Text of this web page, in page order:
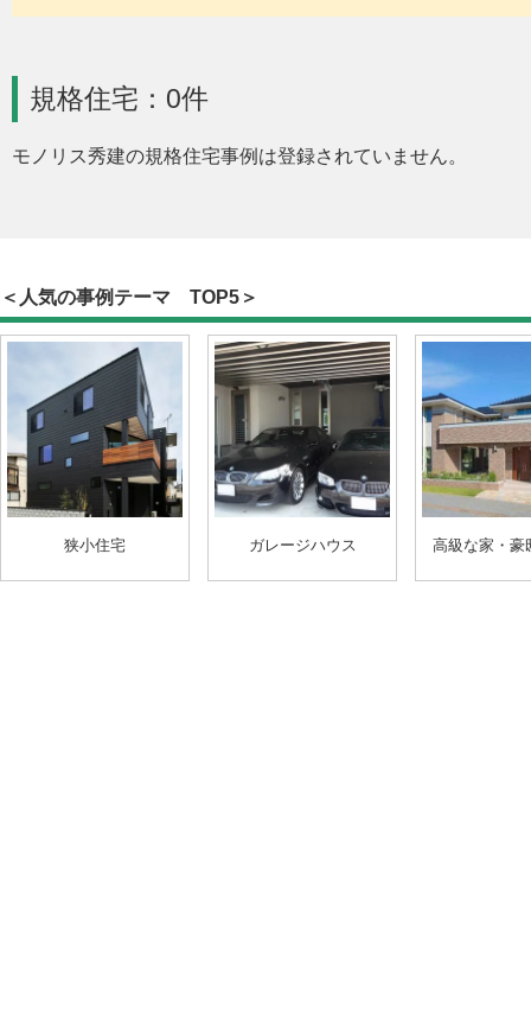
規格住宅：0件
モノリス秀建の規格住宅事例は登録されていません。
＜人気の事例テーマ TOP5＞
狭小住宅 ガレージハウス 高級な家・豪